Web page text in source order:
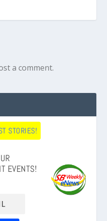
a comment.
STORIES!
EVENTS!